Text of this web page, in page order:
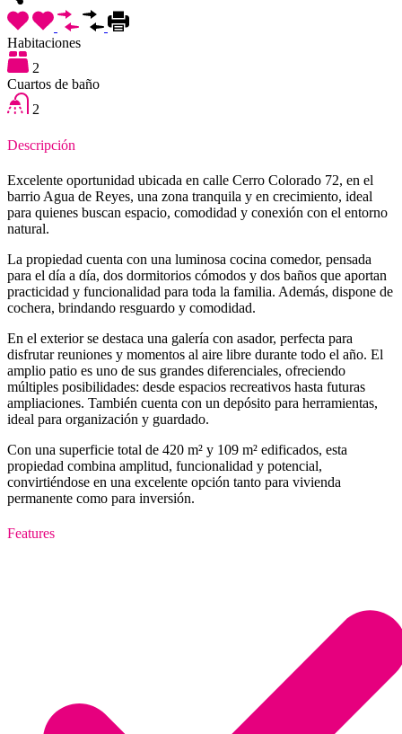
Habitaciones
2
Cuartos de baño
2
Descripción
Excelente oportunidad ubicada en calle Cerro Colorado 72, en el
barrio Agua de Reyes, una zona tranquila y en crecimiento, ideal
para quienes buscan espacio, comodidad y conexión con el entorno
natural.
La propiedad cuenta con una luminosa cocina comedor, pensada
para el día a día, dos dormitorios cómodos y dos baños que aportan
practicidad y funcionalidad para toda la familia. Además, dispone de
cochera, brindando resguardo y comodidad.
En el exterior se destaca una galería con asador, perfecta para
disfrutar reuniones y momentos al aire libre durante todo el año. El
amplio patio es uno de sus grandes diferenciales, ofreciendo
múltiples posibilidades: desde espacios recreativos hasta futuras
ampliaciones. También cuenta con un depósito para herramientas,
ideal para organización y guardado.
Con una superficie total de 420 m² y 109 m² edificados, esta
propiedad combina amplitud, funcionalidad y potencial,
convirtiéndose en una excelente opción tanto para vivienda
permanente como para inversión.
Features